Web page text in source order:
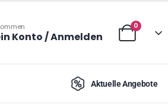
Konto / Anmelden
0
Aktuelle Angebote